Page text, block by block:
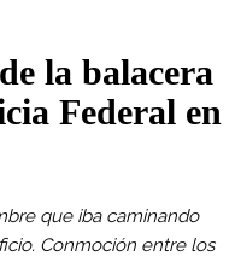
la balacera
Federal en
que iba caminando
Conmoción entre los